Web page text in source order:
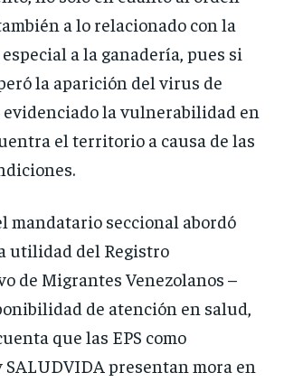
a lo relacionado con la
a la ganadería, pues si
la aparición del virus de
evidenciado la vulnerabilidad en
el territorio a causa de las
mandatario seccional abordó
utilidad del Registro
de Migrantes Venezolanos –
de atención en salud,
que las EPS como
SALUDVIDA presentan mora en